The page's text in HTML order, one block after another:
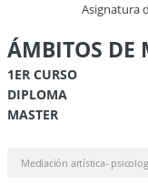
Asignatura
ÁMBITOS DE
1ER CURSO
DIPLOMA
MASTER
Mediación artística-